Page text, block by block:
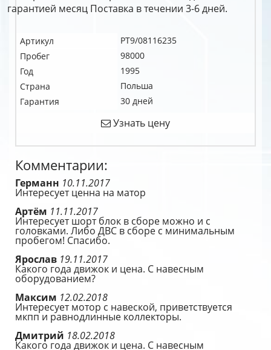
гарантией месяц Поставка в течении 3-6 дней.
Артикул
PT9/08116235
Пробег
98000
Год
1995
Страна
Польша
Гарантия
30 дней
Узнать цену
Комментарии:
Германн 10.11.2017
Интересует ценна на матор
Артём 11.11.2017
Интересует шорт блок в сборе можно и с
головками. Либо ДВС в сборе с минимальным
пробегом! Спасибо.
Ярослав 19.11.2017
Какого года движок и цена. С навесным
оборудованием?
Максим 12.02.2018
Интересует мотор с навеской, приветствуется
мкпп и равнодлинные коллекторы.
Дмитрий 18.02.2018
Какого года движок и цена. С навесным